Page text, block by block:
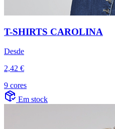
T-SHIRTS CAROLINA
Desde
2,42 €
9 cores
Em stock